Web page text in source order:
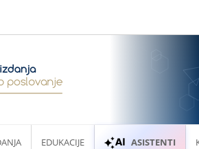
EDUKACIJE ASISTENTI